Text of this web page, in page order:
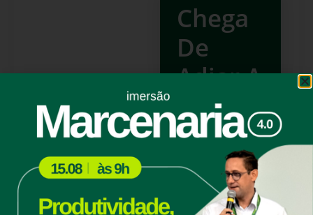
Chega
De
Adiar A
Eficiência
Comece
Seu
Projeto